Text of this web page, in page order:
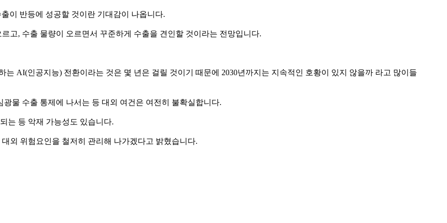
이 반등에 성공할 것이란 기대감이 나옵니다.
고, 수출 물량이 오르면서 꾸준하게 수출을 견인할 것이라는 전망입니다.
AI(인공지능) 전환이라는 것은 몇 년은 걸릴 것이기 때문에 2030년까지는 지속적인 호황이 있지 않을까 라고 많이들
물 수출 통제에 나서는 등 대외 여건은 여전히 불확실합니다.
는 등 악재 가능성도 있습니다.
외 위험요인을 철저히 관리해 나가겠다고 밝혔습니다.